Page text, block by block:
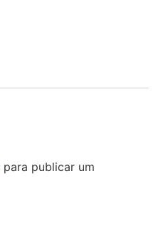
para publicar um